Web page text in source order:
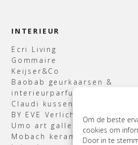
Om de beste
cookies om
Door in te
INTERIEUR
Ecri Living
Gommaire
Keijser&Co
Baobab geurkaarsen &
interieurparfum
Claudi kussens & Plaids
BY EVE Verlichting
Umo art gallery
Mobach keramiek